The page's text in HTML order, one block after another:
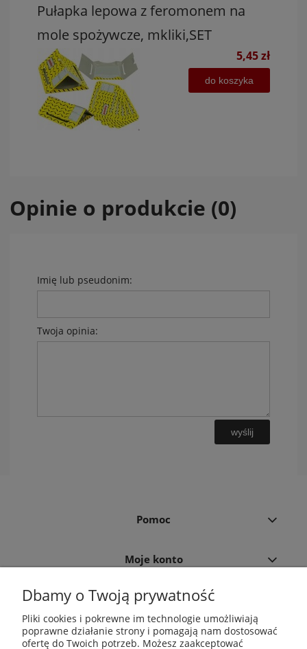
Pułapka lepowa z feromonem na
mole spożywcze, mkliki,SET
5,45 zł
do koszyka
Opinie o produkcie (0)
Imię lub pseudonim:
Twoja opinia:
wyślij
Pomoc
Moje konto
Płatności i dostawa
Informacje
Dbamy o Twoją prywatność
Pliki cookies i pokrewne im technologie umożliwiają
poprawne działanie strony i pomagają nam dostosować
ofertę do Twoich potrzeb. Możesz zaakceptować